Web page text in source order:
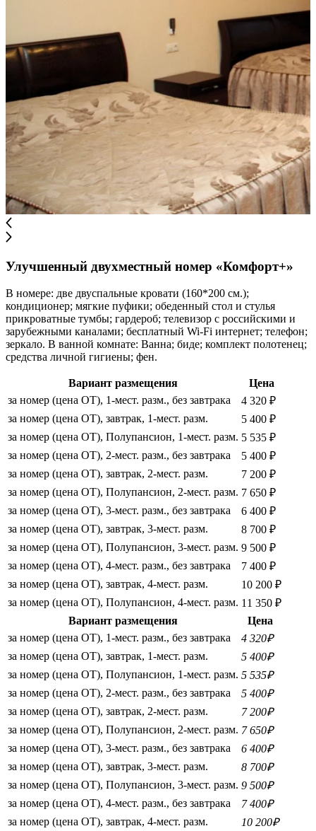
Улучшенный двухместный номер «Комфорт+»
В номере: две двуспальные кровати (160*200 см.);
кондиционер; мягкие пуфики; обеденный стол и стулья
прикроватные тумбы; гардероб; телевизор с российскими и
зарубежными каналами; бесплатный Wi-Fi интернет; телефон;
зеркало. В ванной комнате: Ванна; биде; комплект полотенец;
средства личной гигиены; фен.
Вариант размещения
Цена
за номер (цена ОТ), 1-мест. разм., без завтрака
4 320 ₽
за номер (цена ОТ), завтрак, 1-мест. разм.
5 400 ₽
за номер (цена ОТ), Полупансион, 1-мест. разм. 5 535 ₽
за номер (цена ОТ), 2-мест. разм., без завтрака
5 400 ₽
за номер (цена ОТ), завтрак, 2-мест. разм.
7 200 ₽
за номер (цена ОТ), Полупансион, 2-мест. разм. 7 650 ₽
за номер (цена ОТ), 3-мест. разм., без завтрака
6 400 ₽
за номер (цена ОТ), завтрак, 3-мест. разм.
8 700 ₽
за номер (цена ОТ), Полупансион, 3-мест. разм. 9 500 ₽
за номер (цена ОТ), 4-мест. разм., без завтрака
7 400 ₽
за номер (цена ОТ), завтрак, 4-мест. разм.
10 200 ₽
за номер (цена ОТ), Полупансион, 4-мест. разм. 11 350 ₽
Вариант размещения
Цена
за номер (цена ОТ), 1-мест. разм., без завтрака
4 320₽
за номер (цена ОТ), завтрак, 1-мест. разм.
5 400₽
за номер (цена ОТ), Полупансион, 1-мест. разм. 5 535₽
за номер (цена ОТ), 2-мест. разм., без завтрака
5 400₽
за номер (цена ОТ), завтрак, 2-мест. разм.
7 200₽
за номер (цена ОТ), Полупансион, 2-мест. разм. 7 650₽
за номер (цена ОТ), 3-мест. разм., без завтрака
6 400₽
за номер (цена ОТ), завтрак, 3-мест. разм.
8 700₽
за номер (цена ОТ), Полупансион, 3-мест. разм. 9 500₽
за номер (цена ОТ), 4-мест. разм., без завтрака
7 400₽
за номер (цена ОТ), завтрак, 4-мест. разм.
10 200₽